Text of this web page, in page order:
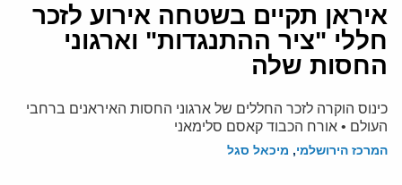
איראן תקיים בשטחה אירוע לזכר
חללי "ציר ההתנגדות" וארגוני
החסות שלה
כינוס הוקרה לזכר החללים של ארגוני החסות האיראנים ברחבי
העולם • אורח הכבוד קאסם סלימאני
המרכז הירושלמי, מיכאל סגל